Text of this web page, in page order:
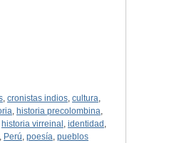
, cronistas indios, cultura,
, historia precolombina,
historia virreinal , identidad ,
, Perú, poesía, pueblos